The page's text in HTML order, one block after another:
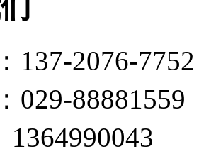
137-2076-7752
029-88881559
1364990043